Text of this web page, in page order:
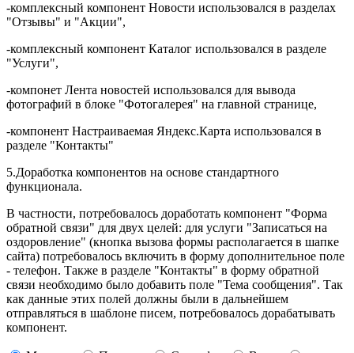
-комплексный компонент Новости использовался в разделах
"Отзывы" и "Акции",
-комплексный компонент Каталог использовался в разделе
"Услуги",
-компонет Лента новостей использовался для вывода
фотографий в блоке "Фотогалерея" на главной странице,
-компонент Настраиваемая Яндекс.Карта использовался в
разделе "Контакты"
5.Доработка компонентов на основе стандартного
функционала.
В частности, потребовалось доработать компонент "Форма
обратной связи" для двух целей: для услуги "Записаться на
оздоровление" (кнопка вызова формы располагается в шапке
сайта) потребовалось включить в форму дополнительное поле
- телефон. Также в разделе "Контакты" в форму обратной
связи необходимо было добавить поле "Тема сообщения". Так
как данные этих полей должны были в дальнейшем
отправляться в шаблоне писем, потребовалось дорабатывать
компонент.